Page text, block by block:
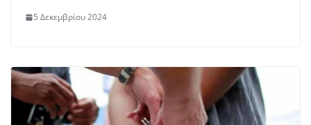
5 Δεκεμβρίου 2024